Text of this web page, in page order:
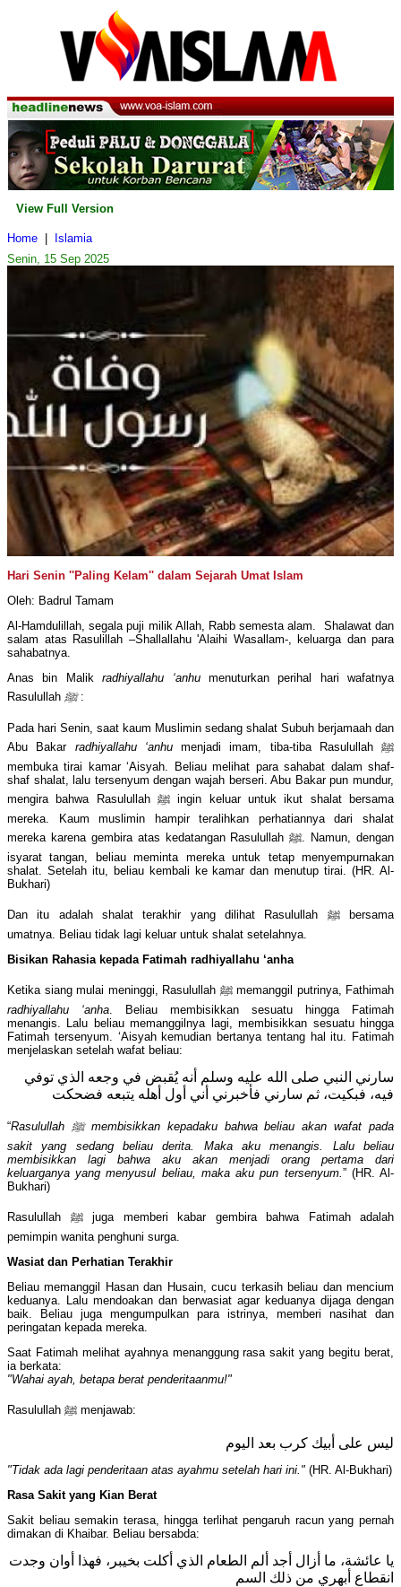
View Full Version
Home
Islamia
Senin, 15 Sep 2025
Hari Senin ''Paling Kelam'' dalam Sejarah Umat Islam
Oleh: Badrul Tamam
Al-Hamdulillah, segala puji milik Allah, Rabb semesta alam. Shalawat dan
salam atas Rasulillah –Shallallahu 'Alaihi Wasallam-, keluarga dan para
sahabatnya.
Anas bin Malikradhiyallahu ‘anhumenuturkan perihal hari wafatnya
Rasulullah ﷺ :
Pada hari Senin, saat kaum Muslimin sedang shalat Subuh berjamaah dan
Abu Bakar radhiyallahu ‘anhumenjadi imam, tiba-tiba Rasulullah ﷺ
membuka tirai kamar ‘Aisyah. Beliau melihat para sahabat dalam shaf-
shaf shalat, lalu tersenyum dengan wajah berseri. Abu Bakar pun mundur,
mengira bahwa Rasulullah ﷺ ingin keluar untuk ikut shalat bersama
mereka. Kaum muslimin hampir teralihkan perhatiannya dari shalat
mereka karena gembira atas kedatangan Rasulullah ﷺ. Namun, dengan
isyarat tangan, beliau meminta mereka untuk tetap menyempurnakan
shalat. Setelah itu, beliau kembali ke kamar dan menutup tirai. (HR. Al-
Bukhari)
Dan itu adalah shalat terakhir yang dilihat Rasulullah ﷺ bersama
umatnya. Beliau tidak lagi keluar untuk shalat setelahnya.
Bisikan Rahasia kepada Fatimah radhiyallahu ‘anha
Ketika siang mulai meninggi, Rasulullah ﷺ memanggil putrinya, Fathimah
radhiyallahu ‘anha. Beliau membisikkan sesuatu hingga Fatimah
menangis. Lalu beliau memanggilnya lagi, membisikkan sesuatu hingga
Fatimah tersenyum. ‘Aisyah kemudian bertanya tentang hal itu. Fatimah
menjelaskan setelah wafat beliau:
سارني النبي صلى الله عليه وسلم أنه يُقبض في وجعه الذي توفي
فيه، فبكيت، ثم سارني فأخبرني أني أول أهله يتبعه فضحكت
“Rasulullah ﷺmembisikkan kepadaku bahwa beliau akan wafat pada
sakit yang sedang beliau derita. Maka aku menangis. Lalu beliau
membisikkan lagi bahwa aku akan menjadi orang pertama dari
keluarganya yang menyusul beliau, maka aku pun tersenyum.” (HR. Al-
Bukhari)
Rasulullah ﷺ juga memberi kabar gembira bahwa Fatimah adalah
pemimpin wanita penghuni surga.
Wasiat dan Perhatian Terakhir
Beliau memanggil Hasan dan Husain, cucu terkasih beliau dan mencium
keduanya. Lalu mendoakan dan berwasiat agar keduanya dijaga dengan
baik. Beliau juga mengumpulkan para istrinya, memberi nasihat dan
peringatan kepada mereka.
Saat Fatimah melihat ayahnya menanggung rasa sakit yang begitu berat,
ia berkata:
"Wahai ayah, betapa berat penderitaanmu!"
Rasulullah ﷺ menjawab:
ليس على أبيك كرب بعد اليوم
"Tidak ada lagi penderitaan atas ayahmu setelah hari ini." (HR. Al-Bukhari)
Rasa Sakit yang Kian Berat
Sakit beliau semakin terasa, hingga terlihat pengaruh racun yang pernah
dimakan di Khaibar. Beliau bersabda:
يا عائشة، ما أزال أجد ألم الطعام الذي أكلت بخيبر، فهذا أوان وجدت
انقطاع أبهري من ذلك السم